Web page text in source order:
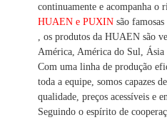
continuamente e acompanha o
HUAEN e PUXIN são
os produtos da HUAEN são
América, América do Sul, Ásia
Com uma linha de produção
toda a equipe, somos capazes
qualidade, preços acessíveis e
Seguindo o espírito de